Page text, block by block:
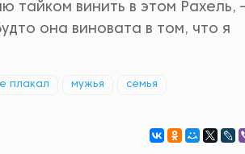
тайком винить в этом Рахель,
она виновата в том, что я
плакал мужья семья